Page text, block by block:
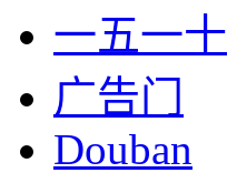
一五一十
广告门
Douban